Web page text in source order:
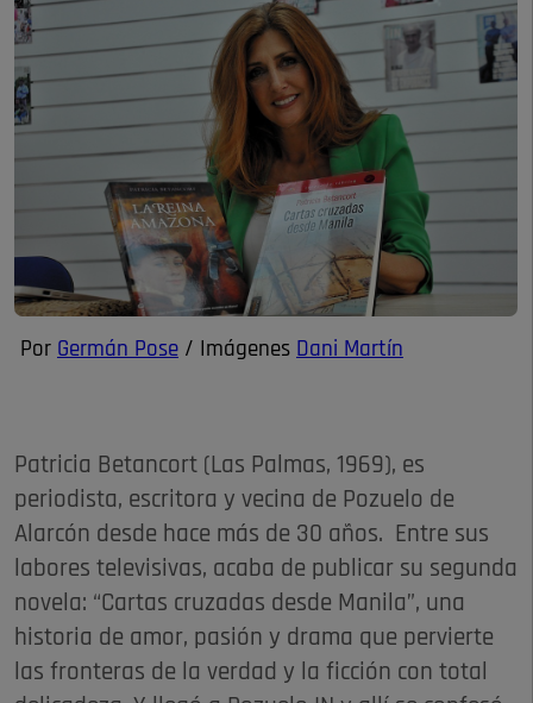
Por Germán Pose / Imágenes Dani Martín
Patricia Betancort (Las Palmas, 1969), es
periodista, escritora y vecina de Pozuelo de
Alarcón desde hace más de 30 años. Entre sus
labores televisivas, acaba de publicar su segunda
novela: “Cartas cruzadas desde Manila”, una
historia de amor, pasión y drama que pervierte
las fronteras de la verdad y la ficción con total